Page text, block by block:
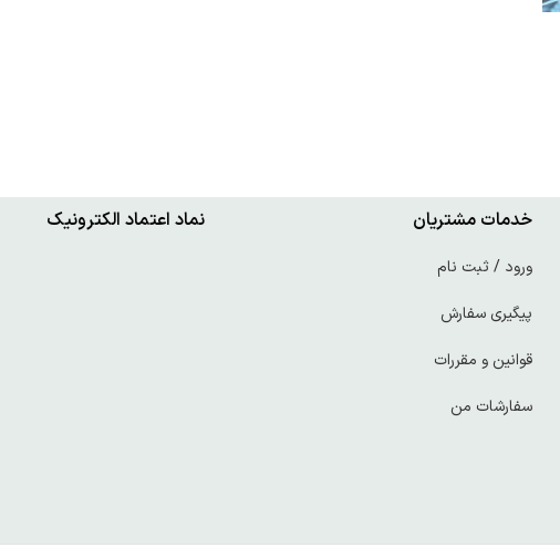
خدمات مشتریان
ورود / ثبت نام
پیگیری سفارش
قوانین و مقررات
سفارشات من
نماد اعتماد الکترونیک